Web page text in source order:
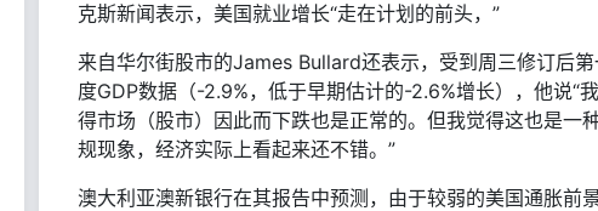
克斯新闻表示，美国就业增长“走在计划的前头，”
来自华尔街股市的James Bullard还表示，受到周三修订后
度GDP数据（-2.9%，低于早期估计的-2.6%增长），他说“
得市场（股市）因此而下跌也是正常的。但我觉得这也是一
规现象，经济实际上看起来还不错。”
澳大利亚澳新银行在其报告中预测，由于较弱的美国通胀前景